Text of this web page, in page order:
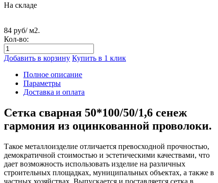
На складе
84 руб/ м2.
Кол-во:
Добавить в корзину Купить в 1 клик
Полное описание
Параметры
Доставка и оплата
Сетка сварная 50*100/50/1,6 сенеж
гармония из оцинкованной проволоки.
Такое металлоизделие отличается превосходной прочностью,
демократичной стоимостью и эстетическими качествами, что
дает возможность использовать изделие на различных
строительных площадках, муниципальных объектах, а также в
частных хозяйствах. Выпускается и поставляется сетка в